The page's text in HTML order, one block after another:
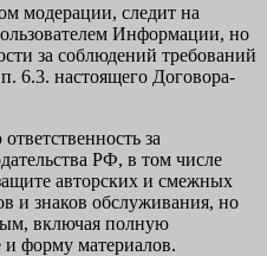
модерации, следит на
Информации, но
за соблюдений требований
6.3. настоящего Договора-
за
РФ, в том числе
авторских и смежных
и знаков обслуживания, но
включая полную
и форму материалов.